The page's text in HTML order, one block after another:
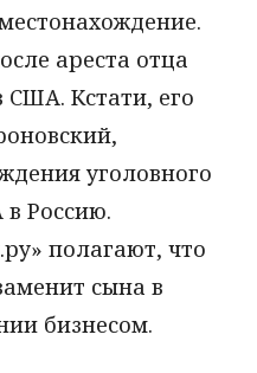
ареста отца
США. Кстати, его
уголовного
Россию.
полагают, что
сына в
бизнесом.